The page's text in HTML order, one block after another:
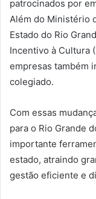
patrocinados por
Além do Ministério
Estado do Rio
Incentivo à Cultura
empresas também
colegiado.
Com essas
para o Rio Grande
importante
estado, atraindo
gestão eficiente e